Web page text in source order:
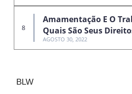
Amamentação E O
Quais São Seus
AGOSTO 30, 2022
BLW